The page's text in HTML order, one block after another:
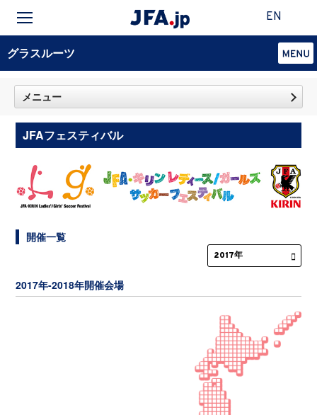
EN
グラスルーツ
メニュー
JFAフェスティバル
開催一覧
2017年-2018年開催会場